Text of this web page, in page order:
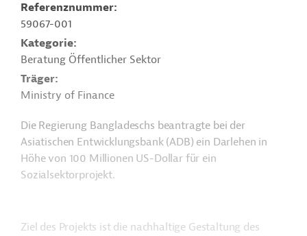
Referenznummer
59067-001
Kategorie
Beratung Öffentlicher Sektor
Träger
Ministry of Finance
Die Regierung Bangladeschs beantragte bei der
Asiatischen Entwicklungsbank (ADB) ein Darlehen in
Höhe von 100 Millionen US-Dollar für ein
Sozialsektorprojekt.
Ziel des Projekts ist die nachhaltige Gestaltung des